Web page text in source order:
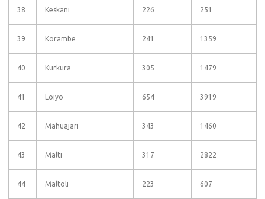
38 Keskani 226 251
39 Korambe 241 1359
40 Kurkura 305 1479
41 Loiyo 654 3919
42 Mahuajari 343 1460
43 Malti 317 2822
44 Maltoli 223 607